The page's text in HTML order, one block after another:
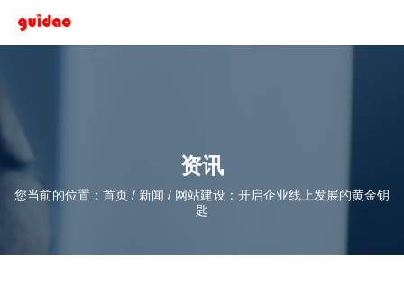
资讯
您当前的位置：首页 / 新闻 / 网站建设：开启企业线上发展的黄金钥
匙